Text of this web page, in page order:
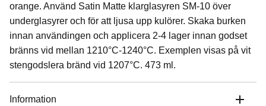
orange. Använd Satin Matte klarglasyren SM-10 över
underglasyrer och för att ljusa upp kulörer. Skaka burken
innan användingen och applicera 2-4 lager innan godset
bränns vid mellan 1210°C-1240°C. Exemplen visas på vit
stengodslera bränd vid 1207°C. 473 ml.
Information